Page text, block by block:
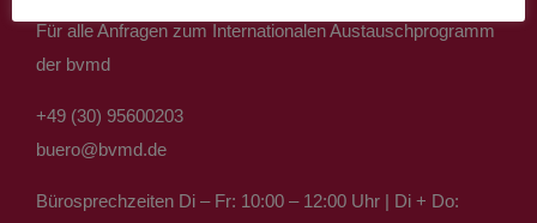
Für alle Anfragen zum Internationalen Austauschprogramm
der bvmd
+49 (30) 95600203
buero@bvmd.de
Bürosprechzeiten Di – Fr: 10:00 – 12:00 Uhr | Di + Do: